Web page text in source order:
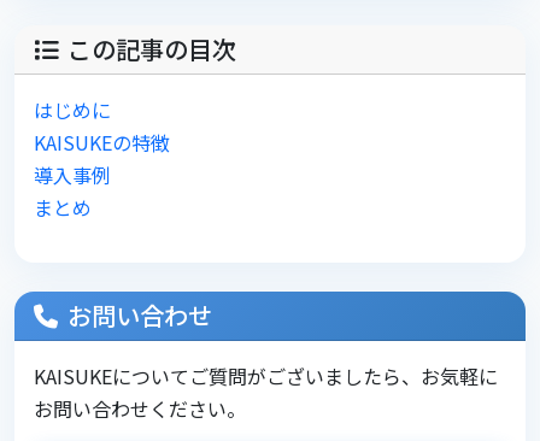
この記事の目次
はじめに
KAISUKEの特徴
導入事例
まとめ
お問い合わせ
KAISUKEについてご質問がございましたら、お気軽に
お問い合わせください。